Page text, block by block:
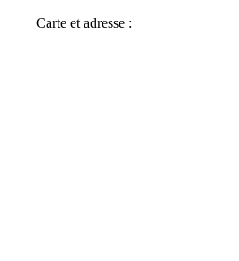
Carte et adresse :